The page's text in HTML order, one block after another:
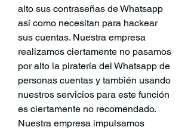
alto sus contraseñas de Whatsapp
así como necesitan para hackear
sus cuentas. Nuestra empresa
realizamos ciertamente no pasamos
por alto la piratería del Whatsapp de
personas cuentas y también usando
nuestros servicios para este función
es ciertamente no recomendado.
Nuestra empresa impulsamos